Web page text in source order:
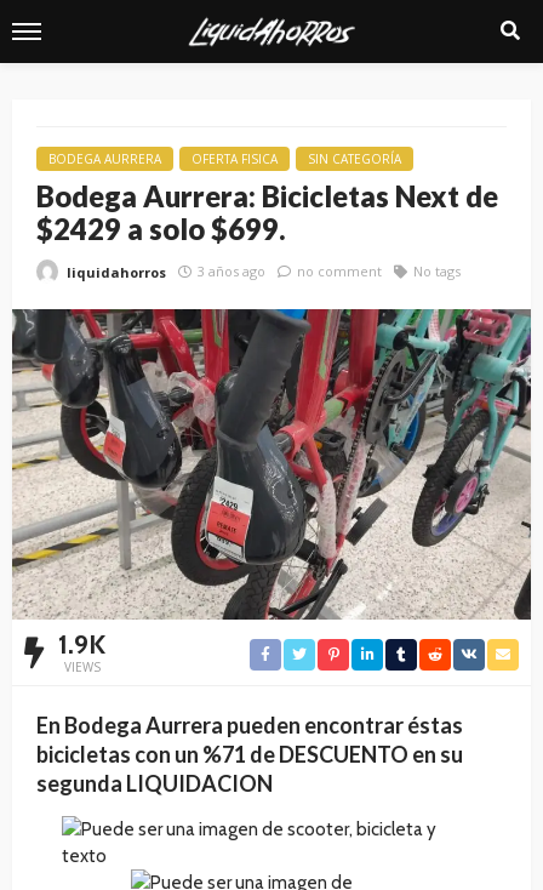
BODEGA AURRERA OFERTA FISICA SIN CATEGORÍA
Bodega Aurrera: Bicicletas Next de
$2429 a solo $699.
liquidahorros 3 años ago no comment No tags
1.9K
VIEWS
En Bodega Aurrera pueden encontrar éstas
bicicletas con un %71 de DESCUENTO en su
segunda LIQUIDACION